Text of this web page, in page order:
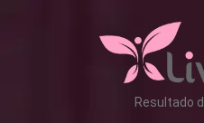
Resultado